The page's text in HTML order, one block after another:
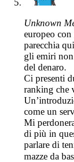
Unknown
europeo
parecchia
gli emiri
del denaro.
Ci presenti
ranking che
come un
Mi
di più in
parlare di
mazze da